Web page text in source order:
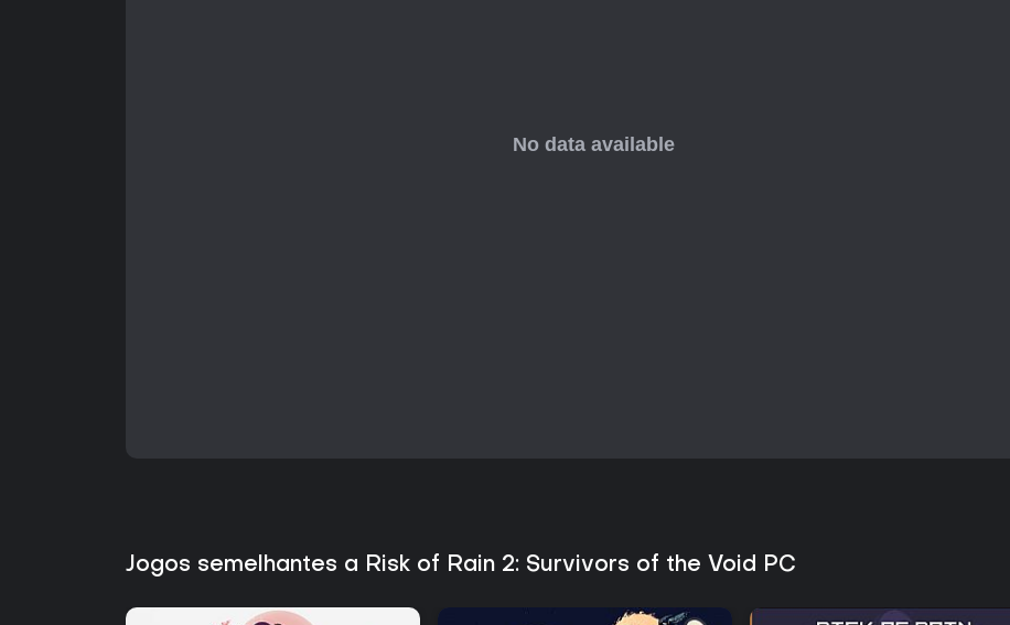
Jogos semelhantes a Risk of Rain 2: Survivors of the Void PC